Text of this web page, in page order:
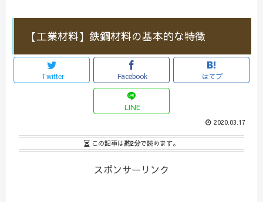
【工業材料】鉄鋼材料の基本的な特徴
Twitter Facebook はてブ
LINE
2020.03.17
この記事は約2分で読めます。
スポンサーリンク